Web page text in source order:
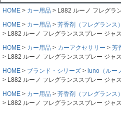
HOME カー用品
L882 ルーノ フレグラ
HOME
カー用品 芳香剤（フレグランス）
L882 ルーノ フレグランススプレー ジャ
HOME
カー用品 カーアクセサリー
芳
L882 ルーノ フレグランススプレー ジャ
HOME
ブランド・シリーズ
luno（ルー
L882 ルーノ フレグランススプレー ジャ
HOME
カー用品 芳香剤（フレグランス）
L882 ルーノ フレグランススプレー ジャ